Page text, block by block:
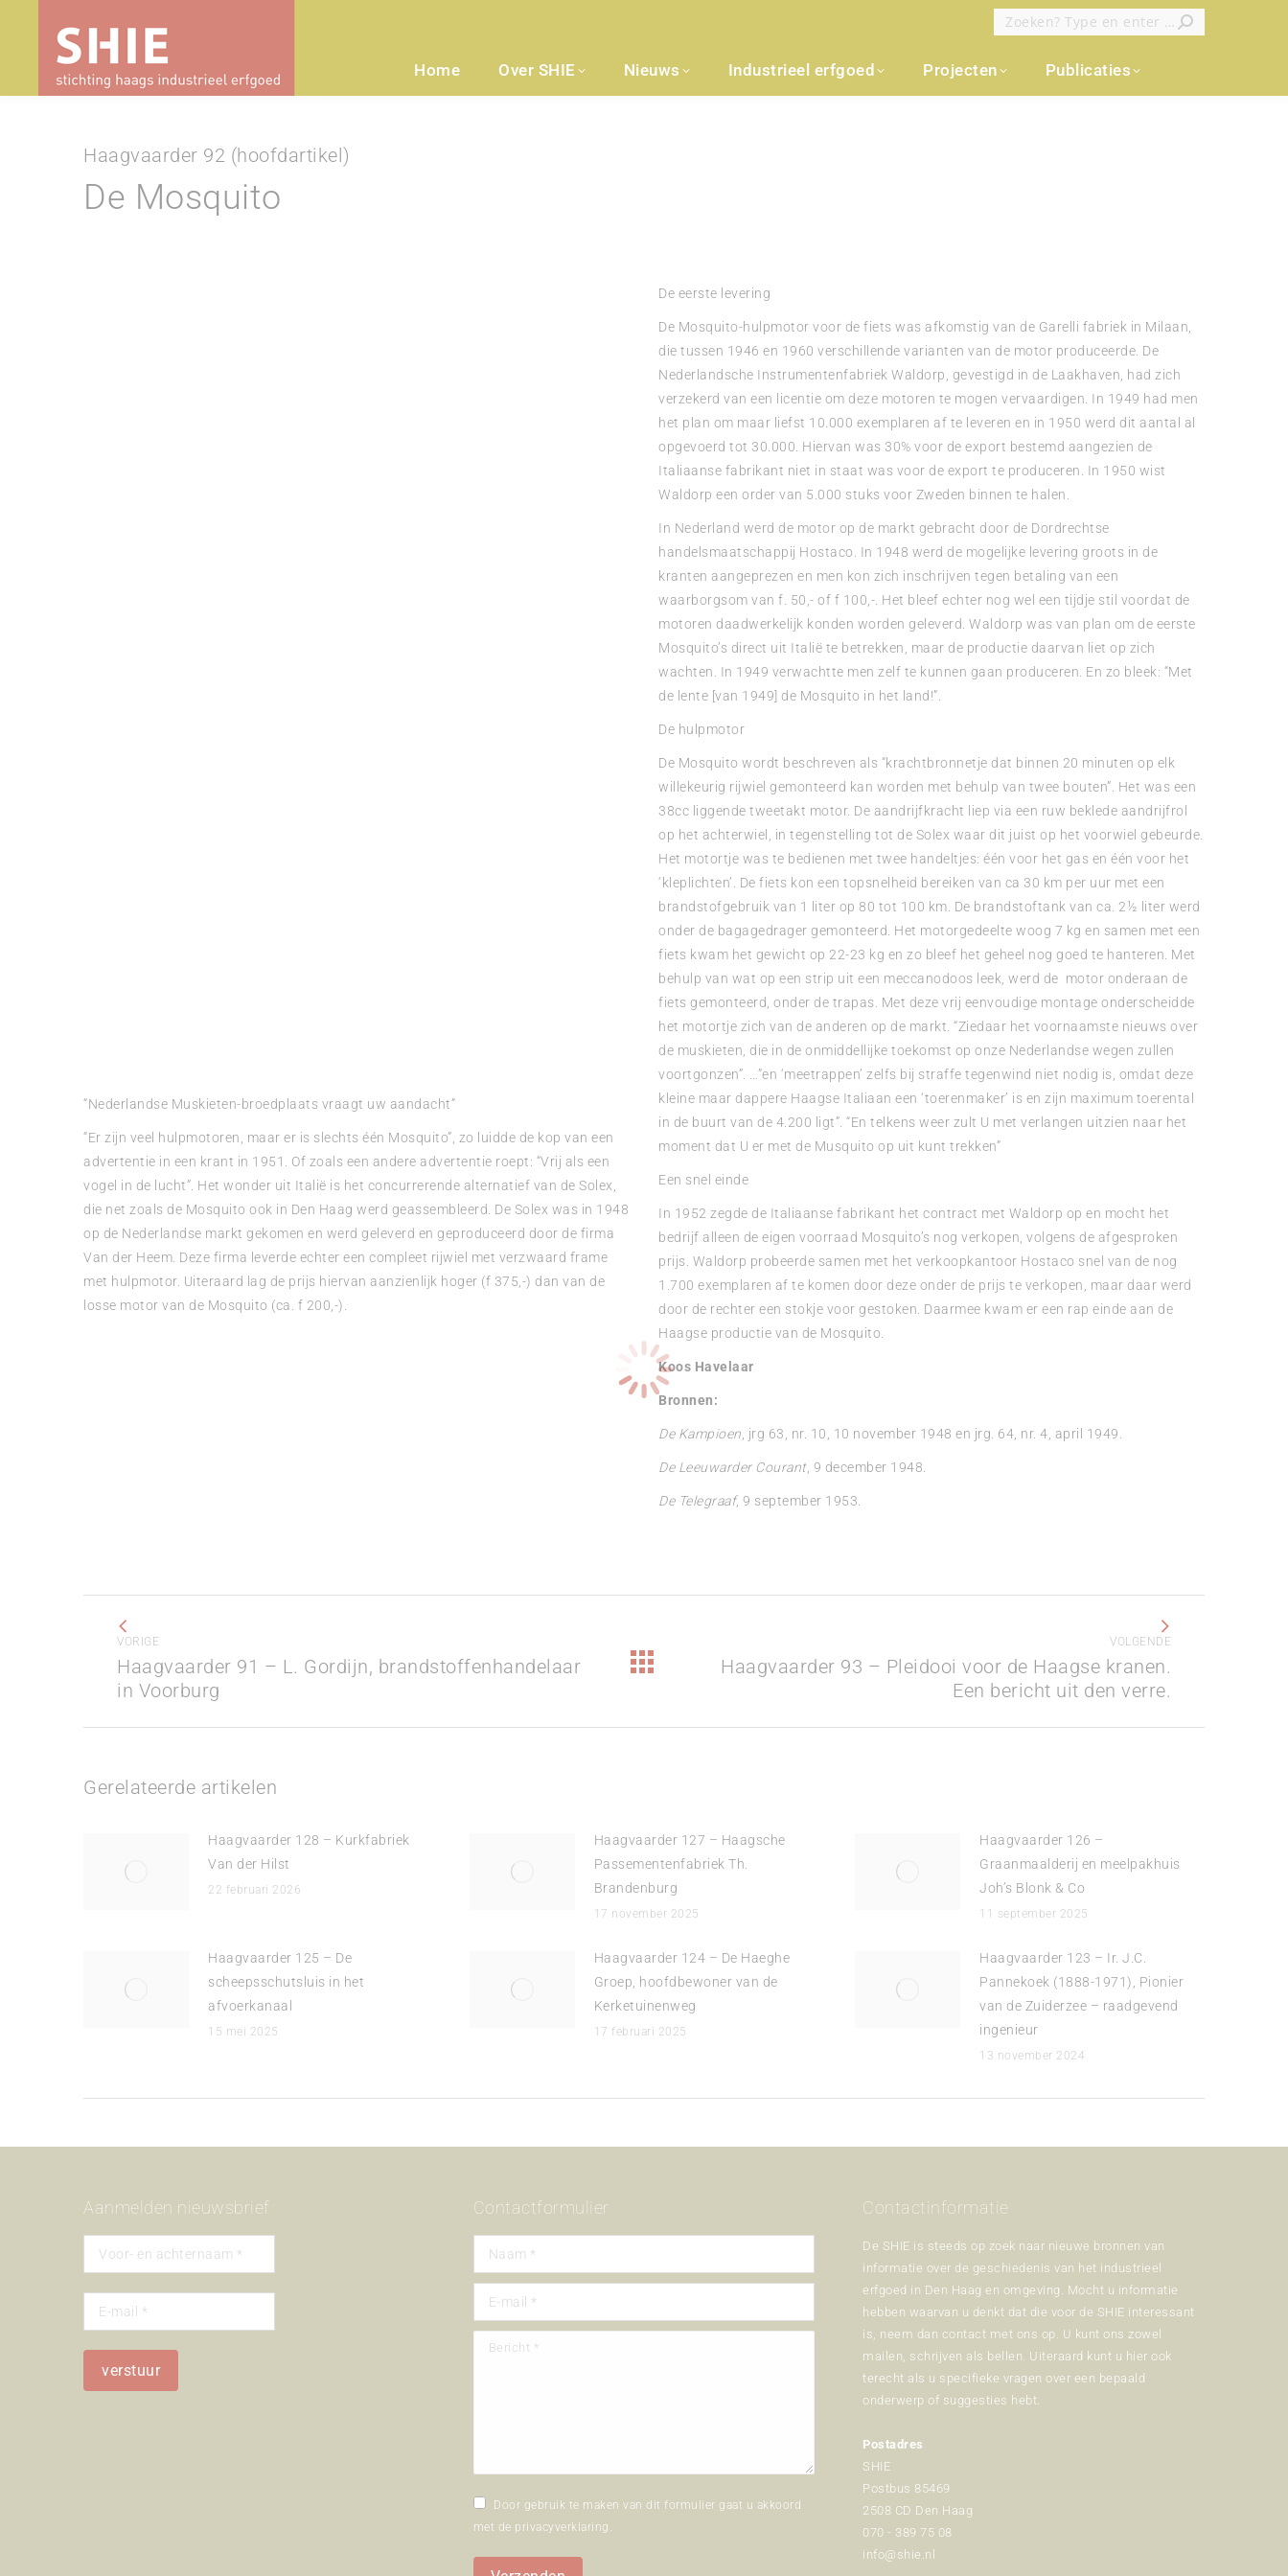
Zoeken:
Home Over SHIE Nieuws Industrieel erfgoed Projecten Publicaties
Haagvaarder 92 (hoofdartikel)
De Mosquito
“Nederlandse Muskieten-broedplaats vraagt uw aandacht”
“Er zijn veel hulpmotoren, maar er is slechts één Mosquito”, zo luidde de kop van een
advertentie in een krant in 1951. Of zoals een andere advertentie roept: “Vrij als een
vogel in de lucht”. Het wonder uit Italië is het concurrerende alternatief van de Solex,
die net zoals de Mosquito ook in Den Haag werd geassembleerd. De Solex was in 1948
op de Nederlandse markt gekomen en werd geleverd en geproduceerd door de firma
Van der Heem. Deze firma leverde echter een compleet rijwiel met verzwaard frame
met hulpmotor. Uiteraard lag de prijs hiervan aanzienlijk hoger (f 375,-) dan van de
losse motor van de Mosquito (ca. f 200,-).
De eerste levering
De Mosquito-hulpmotor voor de fiets was afkomstig van de Garelli fabriek in Milaan,
die tussen 1946 en 1960 verschillende varianten van de motor produceerde. De
Nederlandsche Instrumentenfabriek Waldorp, gevestigd in de Laakhaven, had zich
verzekerd van een licentie om deze motoren te mogen vervaardigen. In 1949 had men
het plan om maar liefst 10.000 exemplaren af te leveren en in 1950 werd dit aantal al
opgevoerd tot 30.000. Hiervan was 30% voor de export bestemd aangezien de
Italiaanse fabrikant niet in staat was voor de export te produceren. In 1950 wist
Waldorp een order van 5.000 stuks voor Zweden binnen te halen.
In Nederland werd de motor op de markt gebracht door de Dordrechtse
handelsmaatschappij Hostaco. In 1948 werd de mogelijke levering groots in de
kranten aangeprezen en men kon zich inschrijven tegen betaling van een
waarborgsom van f. 50,- of f 100,-. Het bleef echter nog wel een tijdje stil voordat de
motoren daadwerkelijk konden worden geleverd. Waldorp was van plan om de eerste
Mosquito’s direct uit Italië te betrekken, maar de productie daarvan liet op zich
wachten. In 1949 verwachtte men zelf te kunnen gaan produceren. En zo bleek: “Met
de lente [van 1949] de Mosquito in het land!”.
De hulpmotor
De Mosquito wordt beschreven als “krachtbronnetje dat binnen 20 minuten op elk
willekeurig rijwiel gemonteerd kan worden met behulp van twee bouten”. Het was een
38cc liggende tweetakt motor. De aandrijfkracht liep via een ruw beklede aandrijfrol
op het achterwiel, in tegenstelling tot de Solex waar dit juist op het voorwiel gebeurde.
Het motortje was te bedienen met twee handeltjes: één voor het gas en één voor het
‘kleplichten’. De fiets kon een topsnelheid bereiken van ca 30 km per uur met een
brandstofgebruik van 1 liter op 80 tot 100 km. De brandstoftank van ca. 2½ liter werd
onder de bagagedrager gemonteerd. Het motorgedeelte woog 7 kg en samen met een
fiets kwam het gewicht op 22-23 kg en zo bleef het geheel nog goed te hanteren. Met
behulp van wat op een strip uit een meccanodoos leek, werd de motor onderaan de
fiets gemonteerd, onder de trapas. Met deze vrij eenvoudige montage onderscheidde
het motortje zich van de anderen op de markt. “Ziedaar het voornaamste nieuws over
de muskieten, die in de onmiddellijke toekomst op onze Nederlandse wegen zullen
voortgonzen”. …”en ‘meetrappen’ zelfs bij straffe tegenwind niet nodig is, omdat deze
kleine maar dappere Haagse Italiaan een ‘toerenmaker’ is en zijn maximum toerental
in de buurt van de 4.200 ligt”. “En telkens weer zult U met verlangen uitzien naar het
moment dat U er met de Musquito op uit kunt trekken”
Een snel einde
In 1952 zegde de Italiaanse fabrikant het contract met Waldorp op en mocht het
bedrijf alleen de eigen voorraad Mosquito’s nog verkopen, volgens de afgesproken
prijs. Waldorp probeerde samen met het verkoopkantoor Hostaco snel van de nog
1.700 exemplaren af te komen door deze onder de prijs te verkopen, maar daar werd
door de rechter een stokje voor gestoken. Daarmee kwam er een rap einde aan de
Haagse productie van de Mosquito.
Koos Havelaar
Bronnen:
De Kampioen , jrg 63, nr. 10, 10 november 1948 en jrg. 64, nr. 4, april 1949.
De Leeuwarder Courant, 9 december 1948.
De Telegraaf, 9 september 1953.
navigatie
VORIGE
Vorig
bericht
Haagvaarder 91 – L. Gordijn, brandstoffenhandelaar
in Voorburg
VOLGENDE
VolgendHaagvaarder 93 – Pleidooi voor de Haagse kranen.
Een bericht uit den verre.
Gerelateerde artikelen
Haagvaarder 128 – Kurkfabriek
Van der Hilst
22 februari 2026
Haagvaarder 127 – Haagsche
Passementenfabriek Th.
Brandenburg
17 november 2025
Haagvaarder 126 –
Graanmaalderij en meelpakhuis
Joh’s Blonk & Co
11 september 2025
Haagvaarder 125 – De
scheepsschutsluis in het
afvoerkanaal
15 mei 2025
Haagvaarder 124 – De Haeghe
Groep, hoofdbewoner van de
Kerketuinenweg
17 februari 2025
Haagvaarder 123 – Ir. J.C.
Pannekoek (1888-1971), Pionier
van de Zuiderzee – raadgevend
ingenieur
13 november 2024
Aanmelden nieuwsbrief Contactformulier
Naam *
E-mail *
Bericht *
Door gebruik te maken van dit formulier gaat u akkoord
met de privacyverklaring .
Contactinformatie
De SHIE is steeds op zoek naar nieuwe bronnen van
informatie over de geschiedenis van het industrieel
erfgoed in Den Haag en omgeving. Mocht u informatie
hebben waarvan u denkt dat die voor de SHIE interessant
is, neem dan contact met ons op. U kunt ons zowel
mailen, schrijven als bellen. Uiteraard kunt u hier ook
terecht als u specifieke vragen over een bepaald
onderwerp of suggesties hebt.
Postadres
SHIE
Postbus 85469
2508 CD Den Haag
070 - 389 75 08
info@shie.nl